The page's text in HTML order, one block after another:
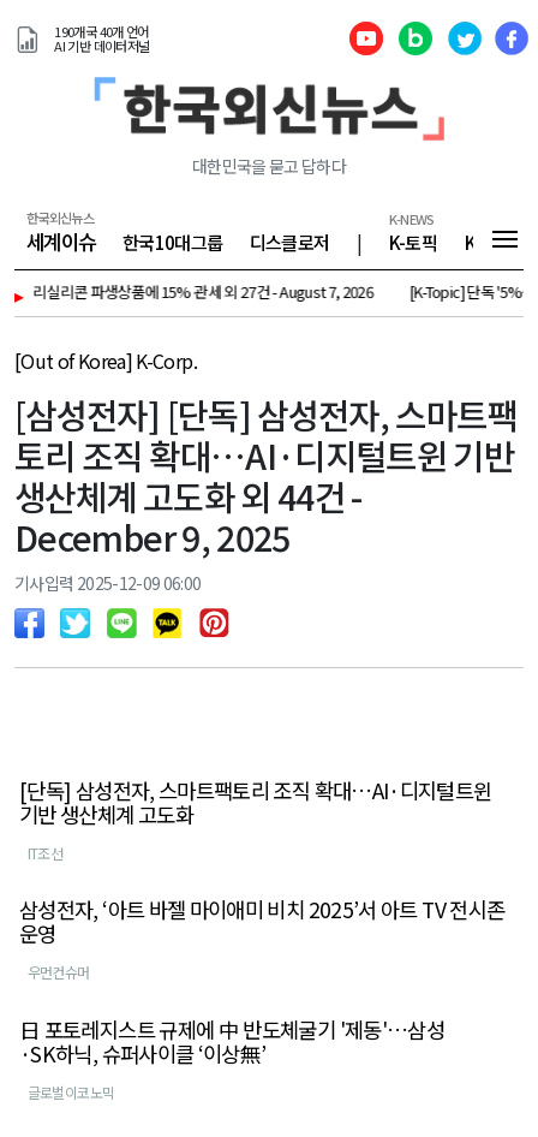
190개국 40개 언어
AI 기반 데이터저널
대한민국을 묻고 답하다
한국외신뉴스
세계이슈 한국10대그룹 디스클로저 |
K-NEWS
K-토픽 K-기업
▸
실리콘 파생상품에 15% 관세 외 27건 - August 7, 2026 [K-Topic] 단독 '5%룰' 완
[Out of Korea] K-Corp.
[삼성전자] [단독] 삼성전자, 스마트팩
토리 조직 확대…AI·디지털트윈 기반
생산체계 고도화 외 44건 -
December 9, 2025
기사입력 2025-12-09 06:00
[단독] 삼성전자, 스마트팩토리 조직 확대…AI·디지털트윈
기반 생산체계 고도화
IT조선
삼성전자, ‘아트 바젤 마이애미 비치 2025’서 아트 TV 전시존
운영
우먼컨슈머
日 포토레지스트 규제에 中 반도체굴기 '제동'…삼성
·SK하닉, 슈퍼사이클 ‘이상無’
글로벌이코노믹